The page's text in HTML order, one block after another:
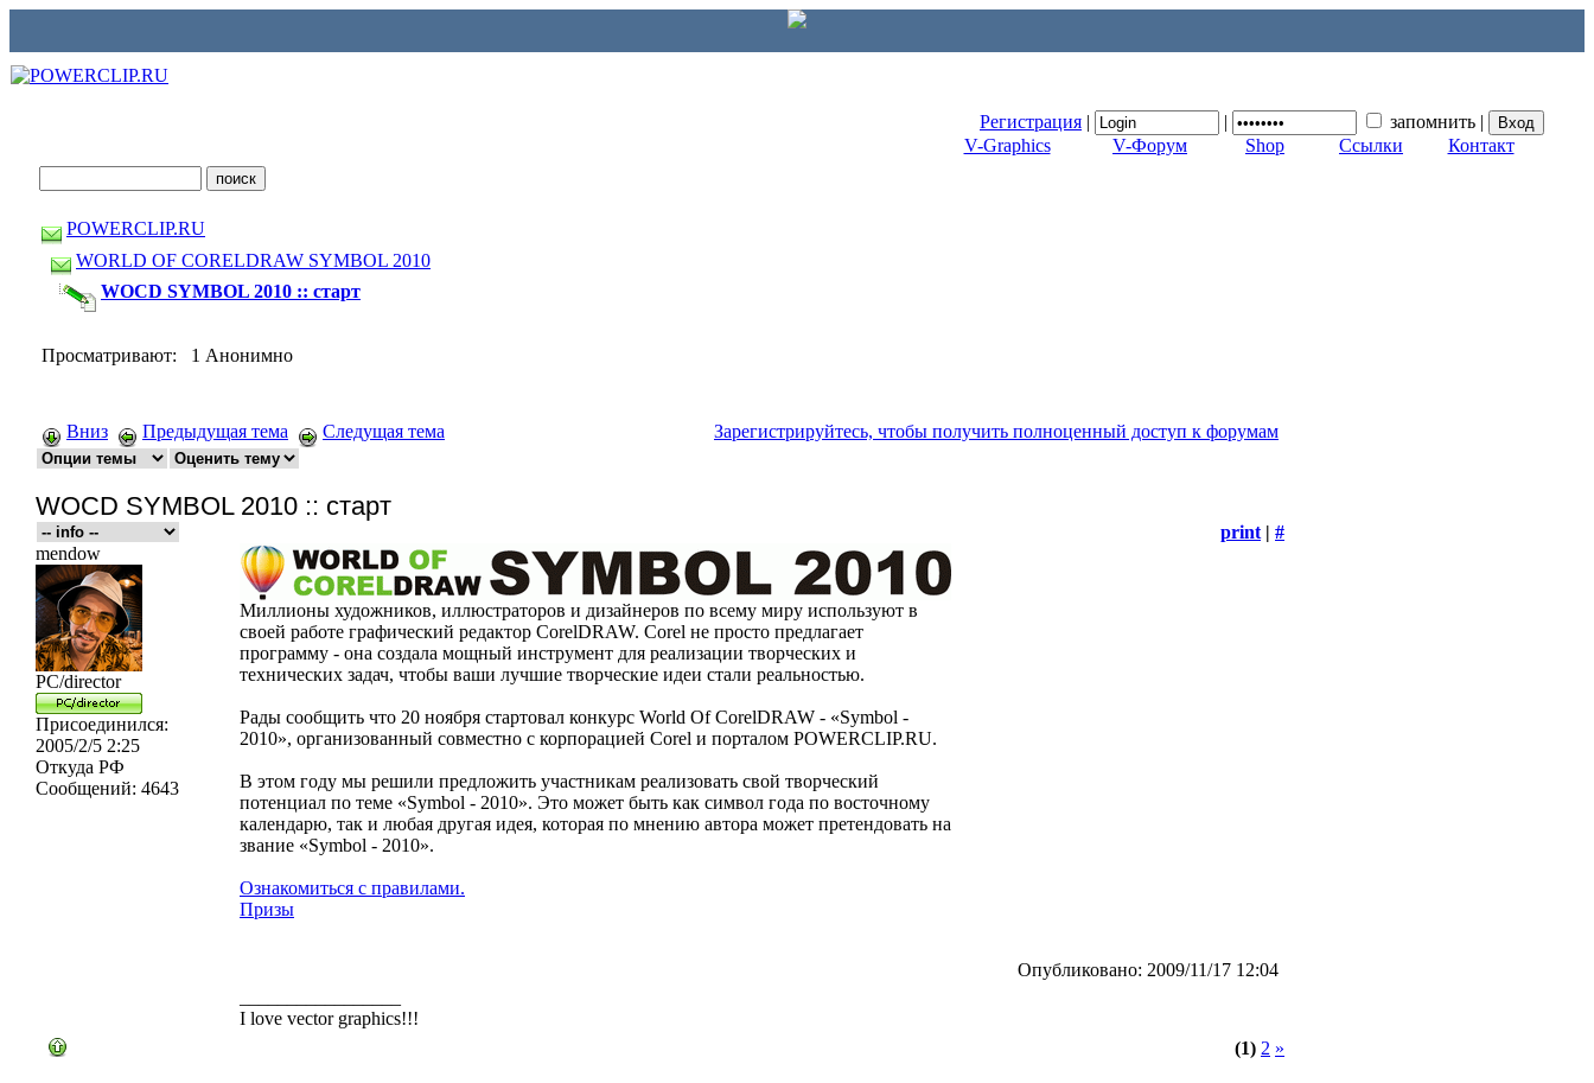
Регистрация | | запомнить |
V-Graphics
V-Форум Shop Ссылки Контакт
POWERCLIP.RU
WORLD OF CORELDRAW SYMBOL 2010
WOCD SYMBOL 2010 :: старт
Просматривают: 1 Анонимно
Вниз Предыдущая тема Следущая тема Зарегистрируйтесь, чтобы получить полноценный доступ к форумам
WOCD SYMBOL 2010 :: старт
print | #
mendow
PC/director
Присоединился:
2005/2/5 2:25
Откуда РФ
Сообщений: 4643
Миллионы художников, иллюстраторов и дизайнеров по всему миру используют в
своей работе графический редактор CorelDRAW. Corel не просто предлагает
программу - она создала мощный инструмент для реализации творческих и
технических задач, чтобы ваши лучшие творческие идеи стали реальностью.
Рады сообщить что 20 ноября стартовал конкурс World Of CorelDRAW - «Symbol -
2010», организованный совместно с корпорацией Corel и порталом POWERCLIP.RU.
В этом году мы решили предложить участникам реализовать свой творческий
потенциал по теме «Symbol - 2010». Это может быть как символ года по восточному
календарю, так и любая другая идея, которая по мнению автора может претендовать на
звание «Symbol - 2010».
Ознакомиться с правилами.
Призы
Опубликовано: 2009/11/17 12:04
I love vector graphics!!!
(1) 2 »